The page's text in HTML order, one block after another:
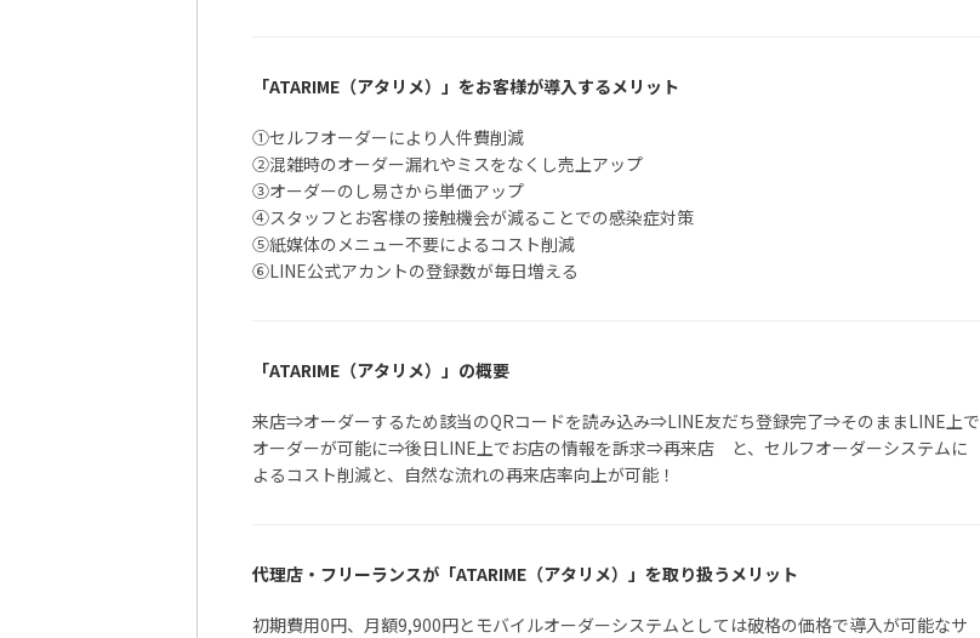
「ATARIME（アタリメ）」をお客様が導入するメリット
①セルフオーダーにより人件費削減
②混雑時のオーダー漏れやミスをなくし売上アップ
③オーダーのし易さから単価アップ
④スタッフとお客様の接触機会が減ることでの感染症対策
⑤紙媒体のメニュー不要によるコスト削減
⑥LINE公式アカントの登録数が毎日増える
「ATARIME（アタリメ）」の概要
来店⇒オーダーするため該当のQRコードを読み込み⇒LINE友だち登録完了⇒そのままLINE上で
オーダーが可能に⇒後日LINE上でお店の情報を訴求⇒再来店 と、セルフオーダーシステムに
よるコスト削減と、自然な流れの再来店率向上が可能！
代理店・フリーランスが「ATARIME（アタリメ）」を取り扱うメリット
初期費用0円、月額9,900円とモバイルオーダーシステムとしては破格の価格で導入が可能なサ